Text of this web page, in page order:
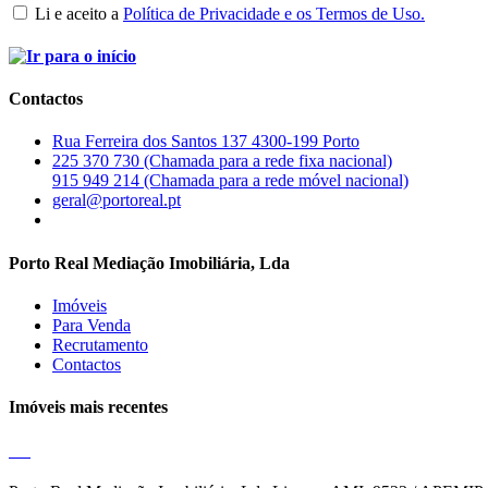
Li e aceito a Política de Privacidade e os Termos de Uso.
Contactos
Rua Ferreira dos Santos 137 4300-199 Porto
225 370 730 (Chamada para a rede fixa nacional)
915 949 214 (Chamada para a rede móvel nacional)
geral@portoreal.pt
Porto Real Mediação Imobiliária, Lda
Imóveis
Para Venda
Recrutamento
Contactos
Imóveis mais recentes